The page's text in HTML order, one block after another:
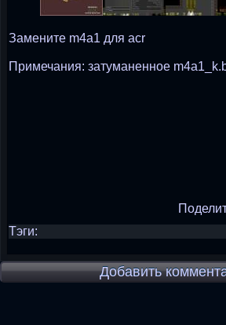
Замените m4a1 для acr
Примечания: затуманенное
Тэги:
Добавить